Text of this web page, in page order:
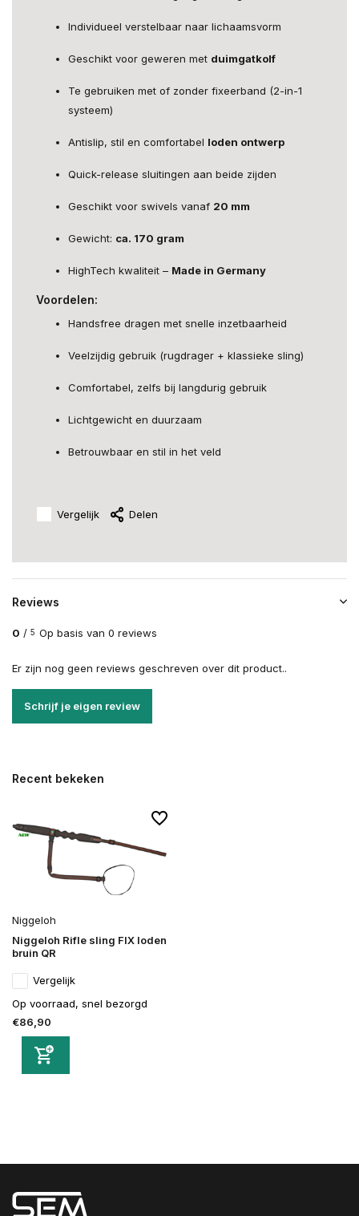
Individueel verstelbaar naar lichaamsvorm
Geschikt voor geweren met duimgatkolf
Te gebruiken met of zonder fixeerband (2-in-1
systeem)
Antislip, stil en comfortabel loden ontwerp
Quick-release sluitingen aan beide zijden
Geschikt voor swivels vanaf 20 mm
Gewicht: ca. 170 gram
HighTech kwaliteit – Made in Germany
Voordelen:
Handsfree dragen met snelle inzetbaarheid
Veelzijdig gebruik (rugdrager + klassieke sling)
Comfortabel, zelfs bij langdurig gebruik
Lichtgewicht en duurzaam
Betrouwbaar en stil in het veld
Vergelijk Delen
Reviews
0 / 5 Op basis van 0 reviews
Er zijn nog geen reviews geschreven over dit product..
Schrijf je eigen review
Recent bekeken
Niggeloh
Niggeloh Rifle sling FIX loden
bruin QR
Vergelijk
Op voorraad, snel bezorgd
€86,90